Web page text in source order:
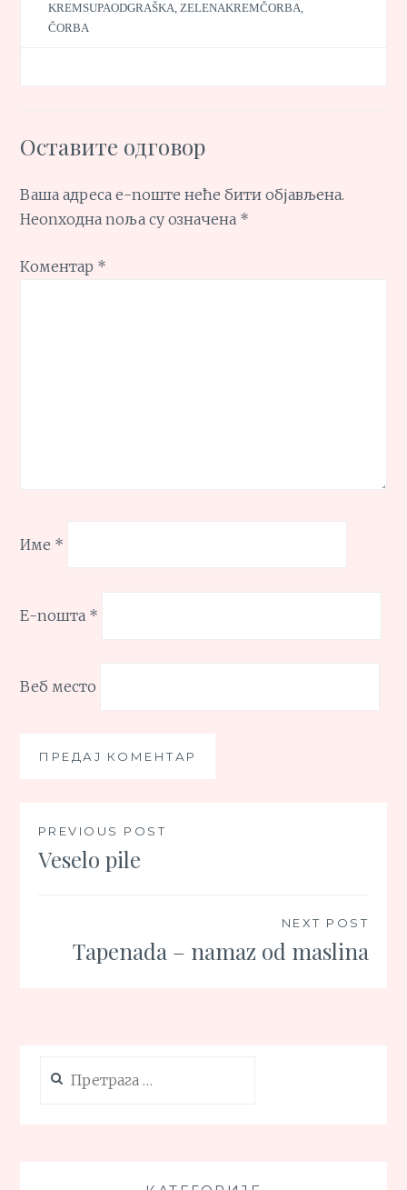
KREMSUPAODGRAŠKA
ZELENAKREMČORBA
ČORBA
Оставите одговор
Ваша адреса е-поште неће бити објављена.
Неопходна поља су означена *
Коментар *
Име *
Е-пошта *
Веб место
Кретање
чланка
PREVIOUS POST
Veselo pile
NEXT POST
Tapenada – namaz od maslina
за: